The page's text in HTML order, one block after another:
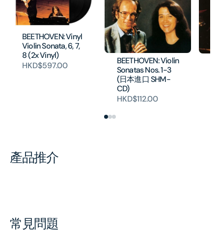
BEETHOVEN: Vinyl
Violin Sonata, 6, 7,
8 (2x Vinyl)
HKD$597.00
BEETHOVEN: Violin
Sonatas Nos. 1-3
(日本進口 SHM-
CD)
HKD$112.00
產品推介
常見問題